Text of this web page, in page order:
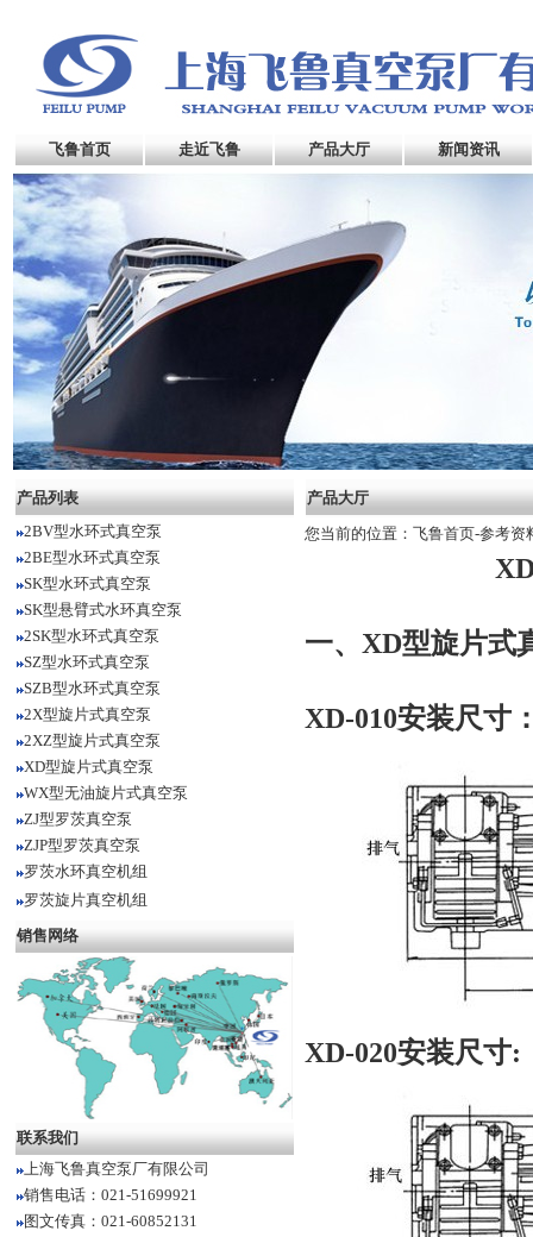
飞鲁首页 走近飞鲁 产品大厅 新闻资讯
产品列表
2BV型水环式真空泵
2BE型水环式真空泵
SK型水环式真空泵
SK型悬臂式水环真空泵
2SK型水环式真空泵
SZ型水环式真空泵
SZB型水环式真空泵
2X型旋片式真空泵
2XZ型旋片式真空泵
XD型旋片式真空泵
WX型无油旋片式真空泵
ZJ型罗茨真空泵
ZJP型罗茨真空泵
罗茨水环真空机组
罗茨旋片真空机组
销售网络
联系我们
上海飞鲁真空泵厂有限公司
销售电话：021-51699921
图文传真：021-60852131
产品大厅
您当前的位置： 飞鲁首页-参考资
一、 XD型旋片式
XD-010安装尺寸
XD-020安装尺寸: